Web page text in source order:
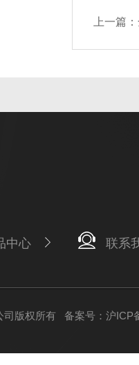
上一篇：
中心 联系
司版权所有 备案号：沪ICP